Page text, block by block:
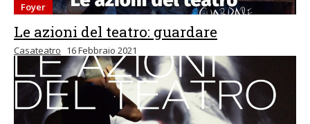
Foyer
Le azioni del teatro: guardare
Casateatro 16 Febbraio 2021